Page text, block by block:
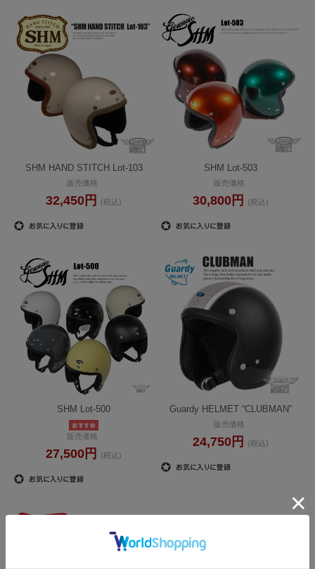
SHM HAND STITCH Lot-103
販売価格
32,450円 (税込)
SHM Lot-503
販売価格
30,800円 (税込)
SHM Lot-500
販売価格
27,500円 (税込)
Guardy HELMET “CLUBMAN”
販売価格
24,750円 (税込)